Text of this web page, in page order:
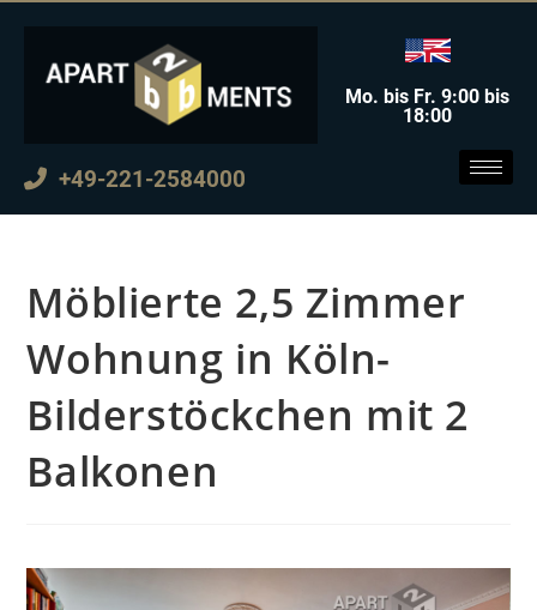
+49-221-2584000
Mo. bis Fr. 9:00 bis
18:00
Möblierte 2,5 Zimmer
Wohnung in Köln-
Bilderstöckchen mit 2
Balkonen